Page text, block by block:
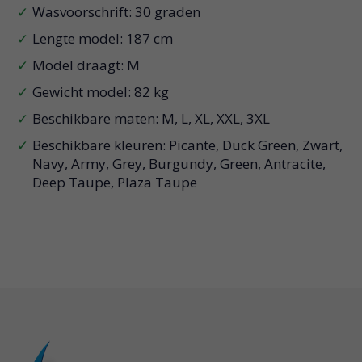
Wasvoorschrift: 30 graden
Lengte model: 187 cm
Model draagt: M
Gewicht model: 82 kg
Beschikbare maten: M, L, XL, XXL, 3XL
Beschikbare kleuren: Picante, Duck Green, Zwart,
Navy, Army, Grey, Burgundy, Green, Antracite,
Deep Taupe, Plaza Taupe